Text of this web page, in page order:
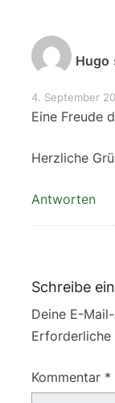
Hugo
4. September
Eine Freude
Herzliche
Antworten
Schreibe
Deine E-
Erforderliche
Kommentar *